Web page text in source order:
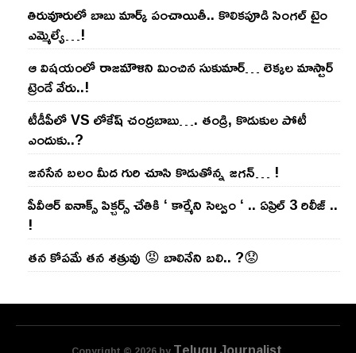
తిరువూరులో బాబు మార్క్ పంచాయితీ.. కొలిక‌పూడి సింగ‌ల్ టైం
ఎమ్మెల్యే…!
ఆ విష‌యంలో రాజ‌మౌళిని మించిన సుకుమార్‌… లెక్క‌ల మాస్టార్
ట్రెండే వేరు..!
టీడీపీలో VS లోకేష్ చంద్ర‌బాబు…. తండ్రి, కొడుకుల పోటీ
ఎందుకు..?
జ‌న‌సేన బ‌లం మీద గురి చూసి కొడుతోన్న జ‌గ‌న్‌… !
పీవీఆర్ ఐనాక్స్ పిక్చర్స్ చేతికి ‘ కార్మేని సెల్వం ‘ .. ఏప్రిల్ 3 రిలీజ్ ..
!
తన కోపమే తన శత్రువు 😡 బాలినేని బలి.. ?😟